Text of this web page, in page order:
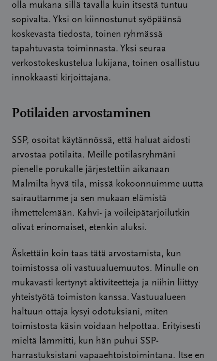
olla mukana sillä tavalla kuin itsestä tuntuu
sopivalta. Yksi on kiinnostunut syöpäänsä
koskevasta tiedosta, toinen ryhmässä
tapahtuvasta toiminnasta. Yksi seuraa
verkostokeskustelua lukijana, toinen osallistuu
innokkaasti kirjoittajana.
Potilaiden arvostaminen
SSP, osoitat käytännössä, että haluat aidosti
arvostaa potilaita. Meille potilasryhmäni
pienelle porukalle järjestettiin aikanaan
Malmilta hyvä tila, missä kokoonnuimme uutta
sairauttamme ja sen mukaan elämistä
ihmettelemään. Kahvi- ja voileipätarjoilutkin
olivat erinomaiset, etenkin aluksi.
Äskettäin koin taas tätä arvostamista, kun
toimistossa oli vastuualuemuutos. Minulle on
mukavasti kertynyt aktiviteetteja ja niihin liittyy
yhteistyötä toimiston kanssa. Vastuualueen
haltuun ottaja kysyi odotuksiani, miten
toimistosta käsin voidaan helpottaa. Erityisesti
mieltä lämmitti, kun hän puhui SSP-
harrastuksistani vapaaehtoistoimintana. Itse en